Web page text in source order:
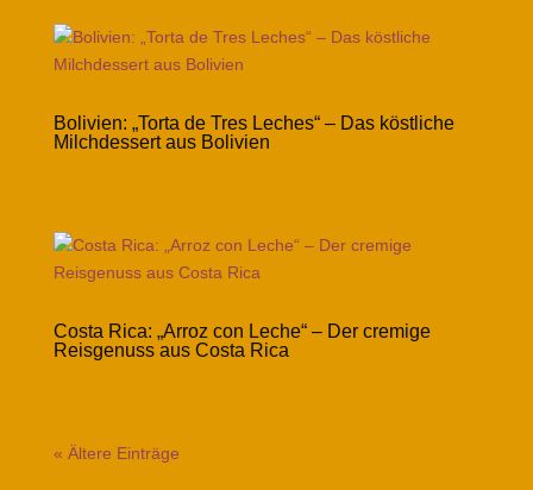
Bolivien: „Torta de Tres Leches“ – Das köstliche
Milchdessert aus Bolivien
Costa Rica: „Arroz con Leche“ – Der cremige
Reisgenuss aus Costa Rica
« Ältere Einträge